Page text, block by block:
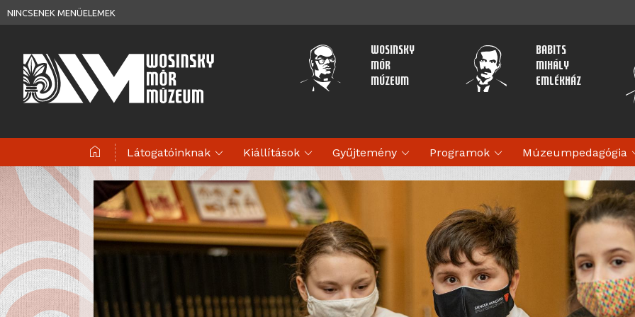
NINCSENEK MENÜELEMEK
Wosinsky
Mór
Múzeum
Babits
Mihály
Emlékház
home Látogatóinknak expand_more Kiállítások expand_more Gyűjtemény expand_more Programok expand_more Múzeumpedagógia